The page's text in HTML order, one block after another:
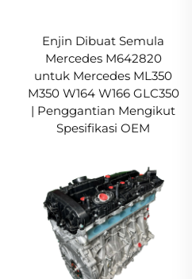
Enjin Dibuat Semula
Mercedes M642820
untuk Mercedes ML350
M350 W164 W166 GLC350
| Penggantian Mengikut
Spesifikasi OEM